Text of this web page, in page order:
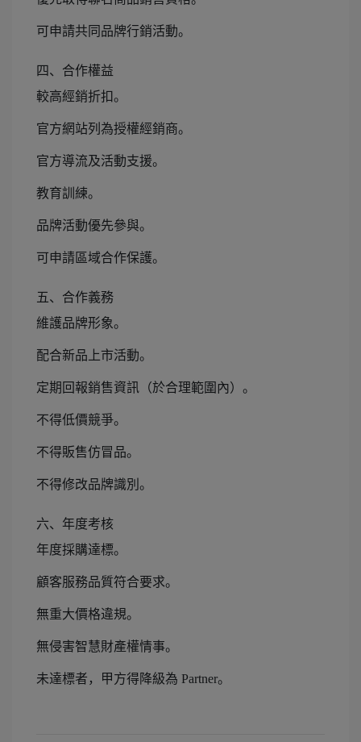
可申請共同品牌行銷活動。
四、合作權益
較高經銷折扣。
官方網站列為授權經銷商。
官方導流及活動支援。
教育訓練。
品牌活動優先參與。
可申請區域合作保護。
五、合作義務
維護品牌形象。
配合新品上市活動。
定期回報銷售資訊（於合理範圍內）。
不得低價競爭。
不得販售仿冒品。
不得修改品牌識別。
六、年度考核
年度採購達標。
顧客服務品質符合要求。
無重大價格違規。
無侵害智慧財產權情事。
未達標者，甲方得降級為 Partner。